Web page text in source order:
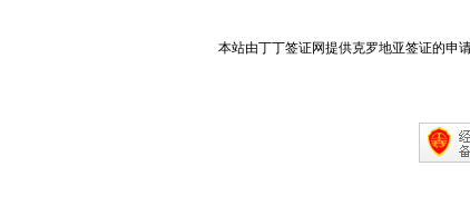
本站由丁丁签证网提供克罗地亚签证的申